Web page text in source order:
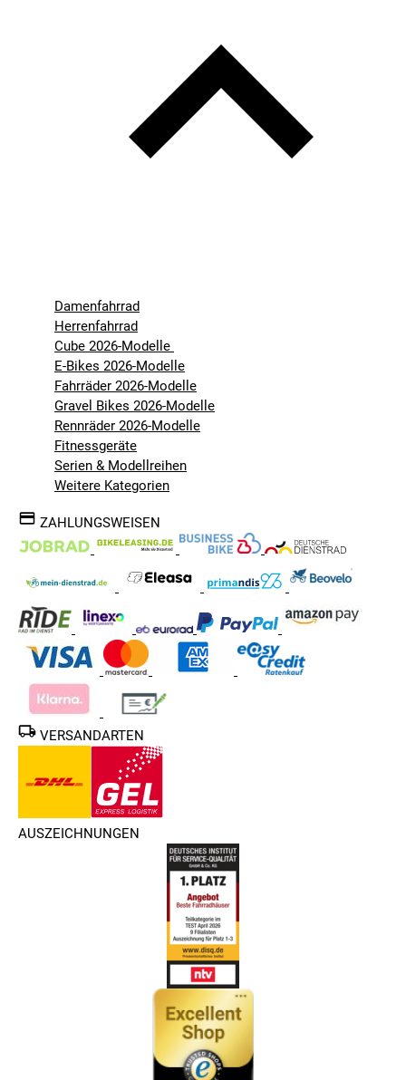
Damenfahrrad
Herrenfahrrad
Cube 2026-Modelle
E-Bikes 2026-Modelle
Fahrräder 2026-Modelle
Gravel Bikes 2026-Modelle
Rennräder 2026-Modelle
Fitnessgeräte
Serien & Modellreihen
Weitere Kategorien
ZAHLUNGSWEISEN
VERSANDARTEN
AUSZEICHNUNGEN